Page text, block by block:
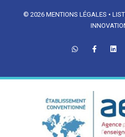
© 2026 MENTIONS LÉGALES •